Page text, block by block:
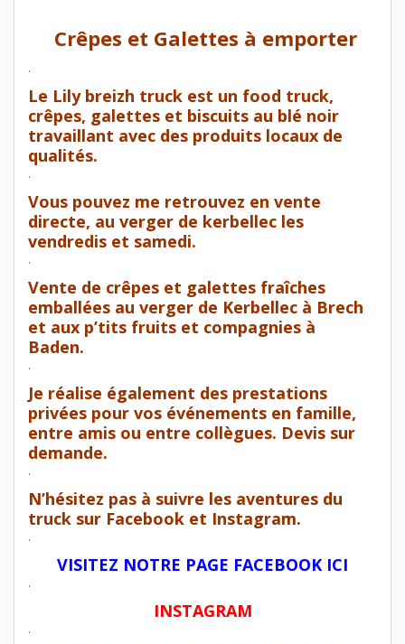
Crêpes et Galettes à emporter
.
Le Lily breizh truck est un food truck,
crêpes, galettes et biscuits au blé noir
travaillant avec des produits locaux de
qualités.
.
Vous pouvez me retrouvez en vente
directe, au verger de kerbellec les
vendredis et samedi.
.
Vente de crêpes et galettes fraîches
emballées au verger de Kerbellec à Brech
et aux p’tits fruits et compagnies à
Baden.
.
Je réalise également des prestations
privées pour vos événements en famille,
entre amis ou entre collègues. Devis sur
demande.
.
N’hésitez pas à suivre les aventures du
truck sur Facebook et Instagram.
.
VISITEZ NOTRE PAGE FACEBOOK ICI
.
INSTAGRAM
.